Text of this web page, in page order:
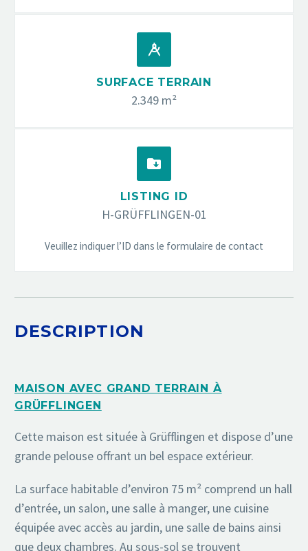


SURFACE TERRAIN
2.349 m²


LISTING ID
H-GRÜFFLINGEN-01
Veuillez indiquer l’ID dans le formulaire de contact
DESCRIPTION
MAISON AVEC GRAND TERRAIN À
GRÜFFLINGEN
Cette maison est située à Grüfflingen et dispose d’une
grande pelouse offrant un bel espace extérieur.
La surface habitable d’environ 75 m² comprend un hall
d’entrée, un salon, une salle à manger, une cuisine
équipée avec accès au jardin, une salle de bains ainsi
que deux chambres. Au sous-sol se trouvent